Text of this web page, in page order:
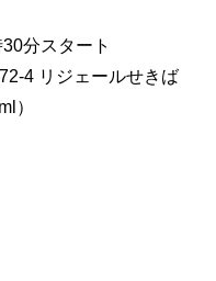
分スタート
4 リジェールせきば
）